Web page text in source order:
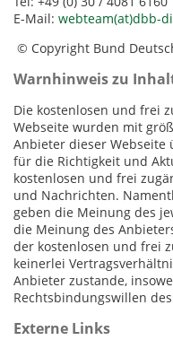
E-Mail: webteam(at)dbb-
© Copyright Bund
Warnhinweis zu
Die kostenlosen und frei
Webseite wurden mit
Anbieter dieser Webseite
für die Richtigkeit und
kostenlosen und frei
und Nachrichten.
geben die Meinung des
die Meinung des
der kostenlosen und frei
keinerlei
Anbieter zustande,
Rechtsbindungswillen
Externe Links